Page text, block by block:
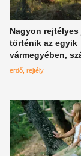
Nagyon rejtélyes
történik az egyik
vármegyében,
tűntek el állatok
erdő rejtély